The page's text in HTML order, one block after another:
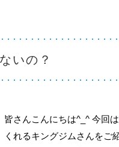
いの？
皆さんこんにちは^_^ 今回
くれるキングジムさんをご